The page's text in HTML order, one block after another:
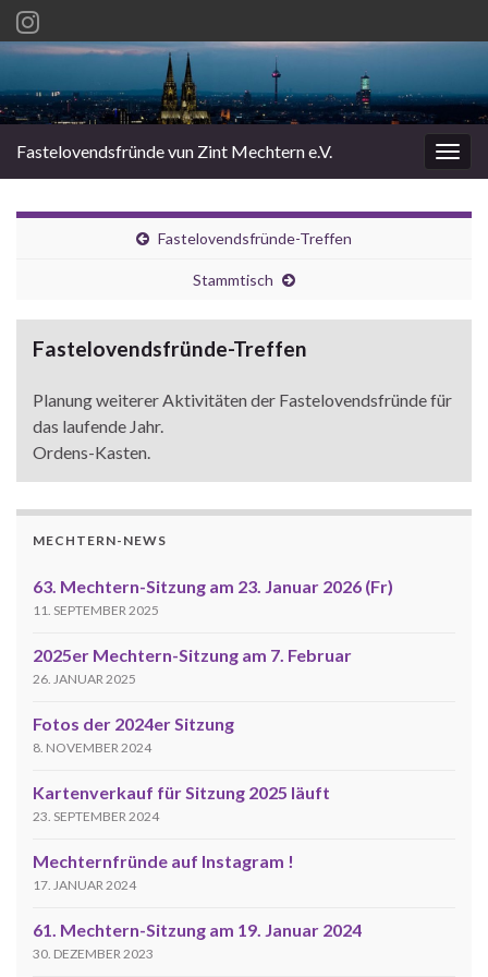
Fastelovendsfründe vun Zint Mechtern e.V.
Fastelovendsfründe-Treffen
Stammtisch
Fastelovendsfründe-Treffen
Planung weiterer Aktivitäten der Fastelovendsfründe für
das laufende Jahr.
Ordens-Kasten.
MECHTERN-NEWS
63. Mechtern-Sitzung am 23. Januar 2026 (Fr)
11. SEPTEMBER 2025
2025er Mechtern-Sitzung am 7. Februar
26. JANUAR 2025
Fotos der 2024er Sitzung
8. NOVEMBER 2024
Kartenverkauf für Sitzung 2025 läuft
23. SEPTEMBER 2024
Mechternfründe auf Instagram !
17. JANUAR 2024
61. Mechtern-Sitzung am 19. Januar 2024
30. DEZEMBER 2023